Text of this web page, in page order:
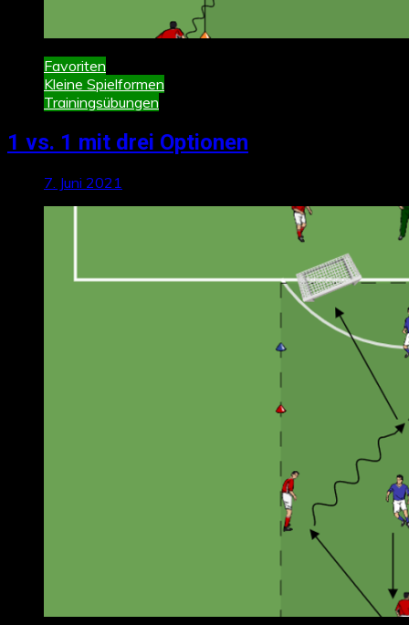
Favoriten
Kleine Spielformen
Trainingsübungen
1 vs. 1 mit drei Optionen
7. Juni 2021